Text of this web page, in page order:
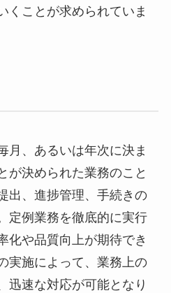
くことが求められていま
月、あるいは年次に決ま
が決められた業務のこと
出、進捗管理、手続きの
定例業務を徹底的に実行
化や品質向上が期待でき
実施によって、業務上の
迅速な対応が可能となり